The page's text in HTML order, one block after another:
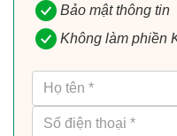
Bảo mật thông tin
Không làm phiền